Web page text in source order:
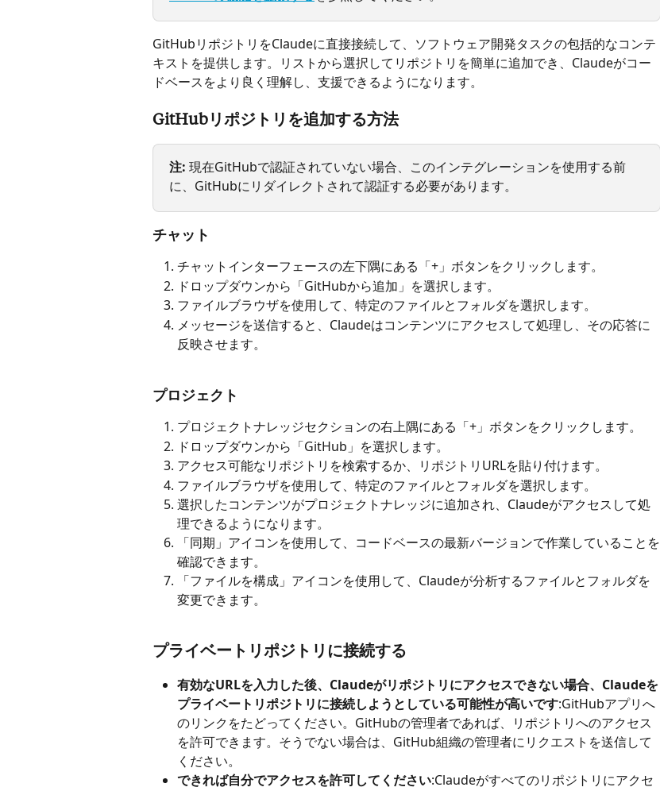
GitHubリポジトリをClaudeに直接接続して、ソフトウェア開発タスクの包括的なコンテ
キストを提供します。リストから選択してリポジトリを簡単に追加でき、Claudeがコー
ドベースをより良く理解し、支援できるようになります。
GitHubリポジトリを追加する方法
注: 現在GitHubで認証されていない場合、このインテグレーションを使用する前
に、GitHubにリダイレクトされて認証する必要があります。
チャット
チャットインターフェースの左下隅にある「+」ボタンをクリックします。
ドロップダウンから「GitHubから追加」を選択します。
ファイルブラウザを使用して、特定のファイルとフォルダを選択します。
メッセージを送信すると、Claudeはコンテンツにアクセスして処理し、その応答に
反映させます。
プロジェクト
プロジェクトナレッジセクションの右上隅にある「+」ボタンをクリックします。
ドロップダウンから「GitHub」を選択します。
アクセス可能なリポジトリを検索するか、リポジトリURLを貼り付けます。
ファイルブラウザを使用して、特定のファイルとフォルダを選択します。
選択したコンテンツがプロジェクトナレッジに追加され、Claudeがアクセスして処
理できるようになります。
「同期」アイコンを使用して、コードベースの最新バージョンで作業していることを
確認できます。
「ファイルを構成」アイコンを使用して、Claudeが分析するファイルとフォルダを
変更できます。
プライベートリポジトリに接続する
有効なURLを入力した後、Claudeがリポジトリにアクセスできない場合、Claudeを
プライベートリポジトリに接続しようとしている可能性が高いです:GitHubアプリへ
のリンクをたどってください。GitHubの管理者であれば、リポジトリへのアクセス
を許可できます。そうでない場合は、GitHub組織の管理者にリクエストを送信して
ください。
できれば自分でアクセスを許可してください:Claudeがすべてのリポジトリにアクセ